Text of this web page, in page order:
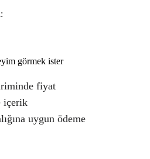
görmek ister
fiyat
içerik
uygun ödeme